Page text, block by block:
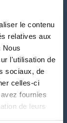
le contenu
relatives aux
Nous
l'utilisation de
sociaux, de
celles-ci
fournies
de leurs
e-
:
le